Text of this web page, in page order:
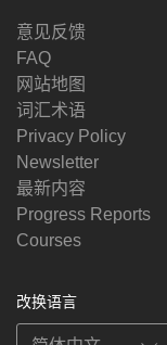
意见反馈
FAQ
网站地图
词汇术语
Privacy Policy
Newsletter
最新内容
Progress Reports
Courses
改换语言